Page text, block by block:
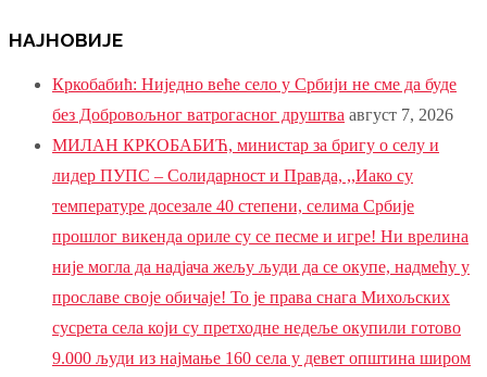
НАЈНОВИЈЕ
Кркобабић: Ниједно веће село у Србији не сме да буде
без Добровољног ватрогасног друштва август 7, 2026
МИЛАН КРКОБАБИЋ, министар за бригу о селу и
лидер ПУПС – Солидарност и Правда, ,,Иако су
температуре досезале 40 степени, селима Србије
прошлог викенда ориле су се песме и игре! Ни врелина
није могла да надјача жељу људи да се окупе, надмећу у
прославе своје обичаје! То је права снага Михољских
сусрета села који су претходне недеље окупили готово
9.000 људи из најмање 160 села у девет општина широм